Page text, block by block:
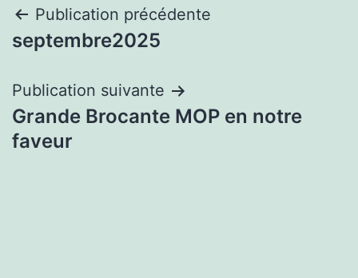
Navigation
de
l’article
Publication précédente
septembre2025
Publication suivante
Grande Brocante MOP en notre
faveur